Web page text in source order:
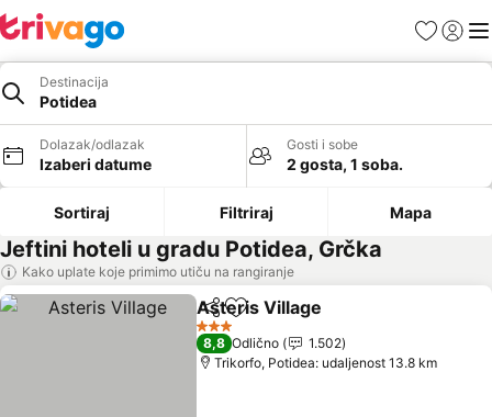
FavoritiPrijavi
Destinacija
Potidea
Dolazak/odlazak
Izaberi datume
Gosti i sobe
2 gosta, 1 soba.
Sortiraj Filtriraj Mapa
Jeftini hoteli u gradu Potidea, Grčka
Kako uplate koje primimo utiču na rangiranje
Deli Dodati u favorite
Asteris Village
3 Zvezdice
8,8 Odlično
1.502
Trikorfo, Potidea: udaljenost 13.8 km